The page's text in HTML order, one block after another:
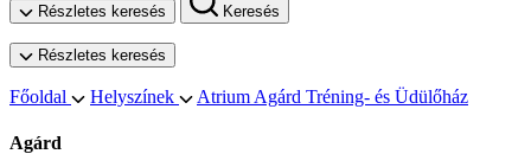
Részletes keresés Keresés
Részletes keresés
Főoldal Helyszínek Atrium Agárd Tréning- és Üdülőház
Agárd